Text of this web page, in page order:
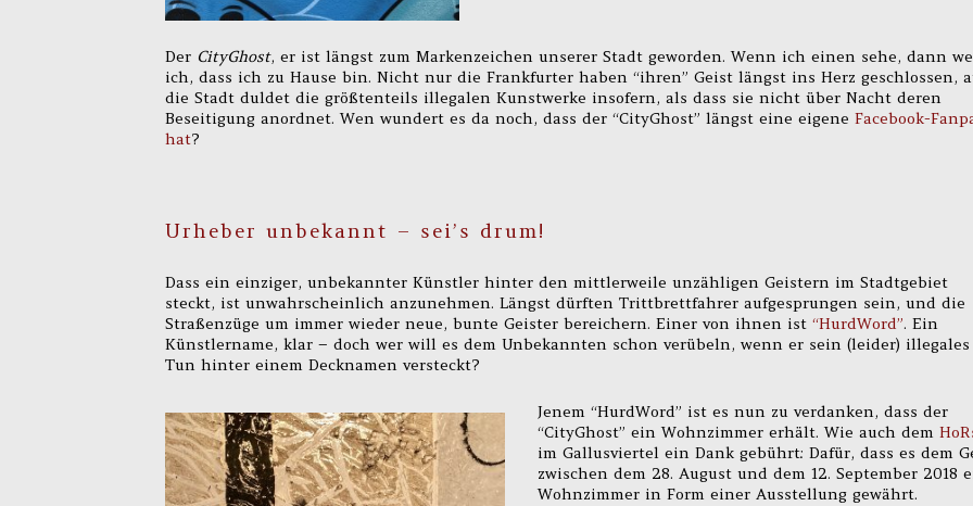
Der CityGhost, er ist längst zum Markenzeichen unserer Stadt geworden. Wenn ich einen sehe, dann
ich, dass ich zu Hause bin. Nicht nur die Frankfurter haben “ihren” Geist längst ins Herz geschlossen,
die Stadt duldet die größtenteils illegalen Kunstwerke insofern, als dass sie nicht über Nacht deren
Beseitigung anordnet. Wen wundert es da noch, dass der “CityGhost” längst eine eigene Facebook-
hat?
Urheber unbekannt – sei’s drum!
Dass ein einziger, unbekannter Künstler hinter den mittlerweile unzähligen Geistern im Stadtgebiet
steckt, ist unwahrscheinlich anzunehmen. Längst dürften Trittbrettfahrer aufgesprungen sein, und die
Straßenzüge um immer wieder neue, bunte Geister bereichern. Einer von ihnen ist “HurdWord”. Ein
Künstlername, klar – doch wer will es dem Unbekannten schon verübeln, wenn er sein (leider) illegales
Tun hinter einem Decknamen versteckt?
Jenem “HurdWord” ist es nun zu verdanken, dass der
“CityGhost” ein Wohnzimmer erhält. Wie auch dem
im Gallusviertel ein Dank gebührt: Dafür, dass es dem
zwischen dem 28. August und dem 12. September 2018
Wohnzimmer in Form einer Ausstellung gewährt.